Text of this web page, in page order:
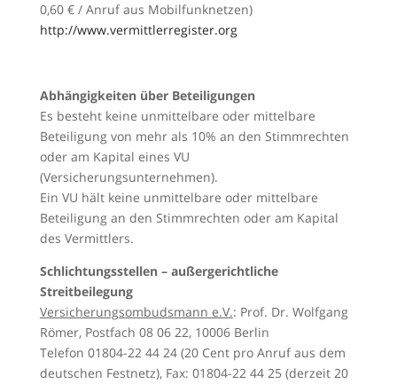
0,60 € / Anruf aus Mobilfunknetzen)
http://www.vermittlerregister.org
Abhängigkeiten über Beteiligungen
Es besteht keine unmittelbare oder mittelbare
Beteiligung von mehr als 10% an den Stimmrechten
oder am Kapital eines VU
(Versicherungsunternehmen).
Ein VU hält keine unmittelbare oder mittelbare
Beteiligung an den Stimmrechten oder am Kapital
des Vermittlers.
Schlichtungsstellen – außergerichtliche
Streitbeilegung
Versicherungsombudsmann e.V.: Prof. Dr. Wolfgang
Römer, Postfach 08 06 22, 10006 Berlin
Telefon 01804-22 44 24 (20 Cent pro Anruf aus dem
deutschen Festnetz), Fax: 01804-22 44 25 (derzeit 20